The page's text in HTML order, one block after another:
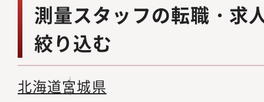
測量スタッフの転職・求
絞り込む
北海道宮城県